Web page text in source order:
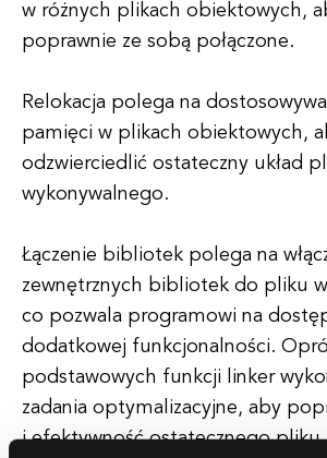
w różnych plikach obiektowych,
poprawnie ze sobą połączone.
Relokacja polega na
pamięci w plikach obiektowych,
odzwierciedlić ostateczny układ
wykonywalnego.
Łączenie bibliotek polega na
zewnętrznych bibliotek do pliku
co pozwala programowi na
dodatkowej funkcjonalności.
podstawowych funkcji linker
zadania optymalizacyjne, aby
i efektywność ostatecznego pliku